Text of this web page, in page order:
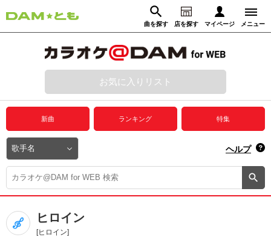
曲を探す 店を探す マイページ メニュー
動画からさがす 録音からさがす
ログイン
プレミアムサービス
DAM★とも動画
DAM★とも録音
カラオケ＠DAM
ユーザー検索
お気に入りリスト
新曲 ランキング 特集
ヘルプ
ヒロイン
[ヒロイン]